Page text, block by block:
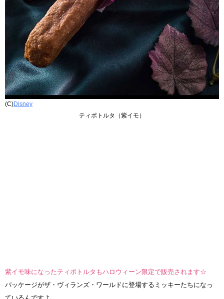
(C)Disney
ティポトルタ（紫イモ）
紫イモ味になったティポトルタもハロウィーン限定で販売されます☆
パッケージがザ・ヴィランズ・ワールドに登場するミッキーたちになっ